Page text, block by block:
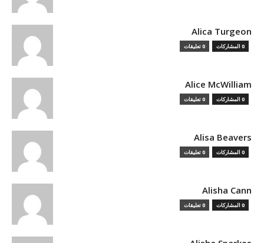
Alica Turgeon
0 المشاركات 0 تعليقات
Alice McWilliam
0 المشاركات 0 تعليقات
Alisa Beavers
0 المشاركات 0 تعليقات
Alisha Cann
0 المشاركات 0 تعليقات